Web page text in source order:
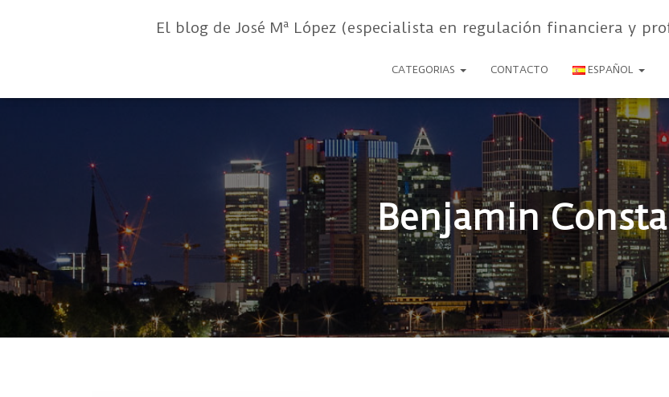
El blog de José Mª López (especialista en regulación financiera y
CATEGORIAS CONTACTO ESPAÑOL
Benjamin